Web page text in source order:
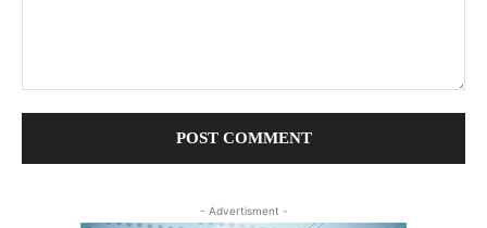
- Advertisment -